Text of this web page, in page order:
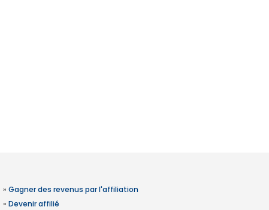
» Gagner des revenus par l'affiliation
» Devenir affilié